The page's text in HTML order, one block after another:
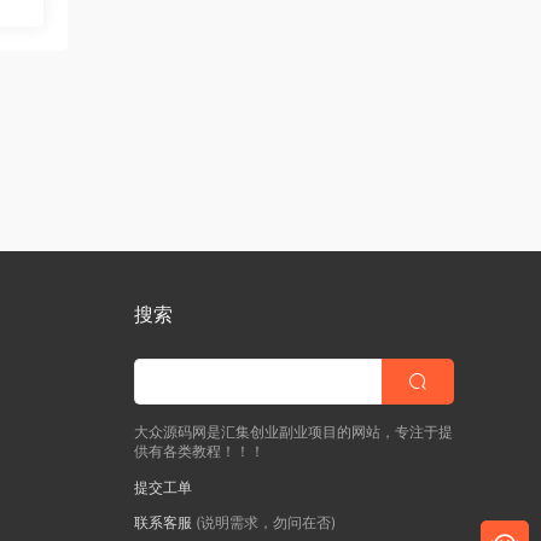
搜索
大众源码网是汇集创业副业项目的网站，专注于提
供有各类教程！！！
提交工单
联系客服 (说明需求，勿问在否)